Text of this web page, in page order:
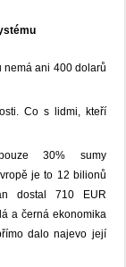
nemá ani 400 dolarů
Co s lidmi, kteří
30% sumy
je to 12 bilionů
dostal 710 EUR
a černá ekonomika
dalo najevo její